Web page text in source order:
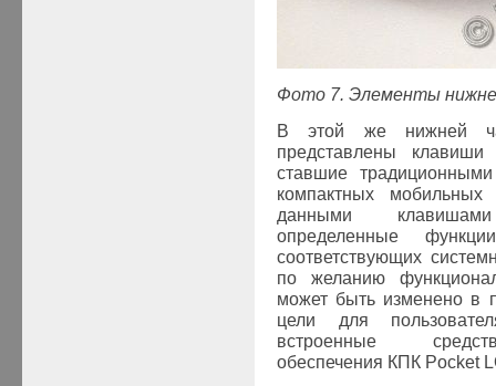
Фото 7. Элементы
В этой же нижней
представлены
ставшие
компактных мобильных
данными
определенные
соответствующих
по желанию
может быть изменено в
цели для
встроенные
обеспечения КПК Pocket